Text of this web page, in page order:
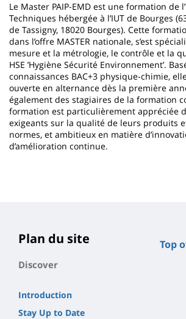
Le Master PAIP-EMD est une formation de
Techniques hébergée à l’IUT de Bourges
de Tassigny, 18020 Bourges). Cette
dans l’offre MASTER nationale, s’est
mesure et la métrologie, le contrôle et la
HSE ’Hygiène Sécurité Environnement’.
connaissances BAC+3 physique-chimie,
ouverte en alternance dès la première
également des stagiaires de la formation
formation est particulièrement appréciée
exigeants sur la qualité de leurs produits
normes, et ambitieux en matière
d’amélioration continue.
Top
Plan du site
Discover
Introduction
Stay Up to Date